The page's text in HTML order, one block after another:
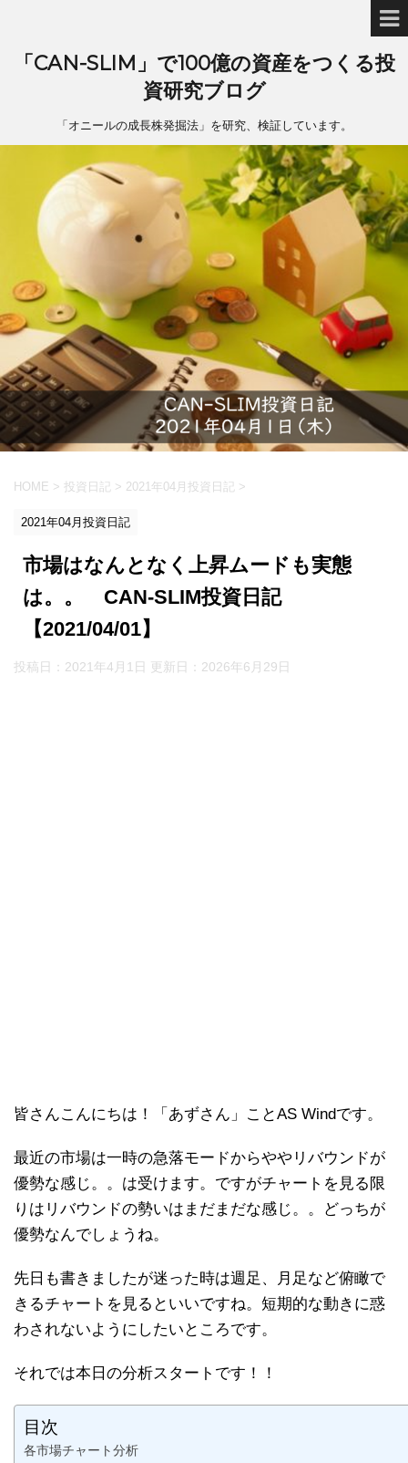
「CAN-SLIM」で100億の資産をつくる投
資研究ブログ
「オニールの成長株発掘法」を研究、検証しています。
HOME > 投資日記 > 2021年04月投資日記 >
2021年04月投資日記
市場はなんとなく上昇ムードも実態
は。。 CAN-SLIM投資日記
【2021/04/01】
投稿日：2021年4月1日 更新日： 2026年6月29日
皆さんこんにちは！「あずさん」ことAS Windです。
最近の市場は一時の急落モードからややリバウンドが
優勢な感じ。。は受けます。ですがチャートを見る限
りはリバウンドの勢いはまだまだな感じ。。どっちが
優勢なんでしょうね。
先日も書きましたが迷った時は週足、月足など俯瞰で
きるチャートを見るといいですね。短期的な動きに惑
わされないようにしたいところです。
それでは本日の分析スタートです！！
目次
各市場チャート分析